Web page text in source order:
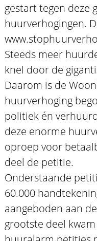
gestart tegen deze
huurverhogingen.
Steeds meer
knel door de
Daarom is de
huurverhoging
politiek én
deze enorme
oproep voor
deel de petitie.
Onderstaande
60.000
aangeboden aan
grootste deel